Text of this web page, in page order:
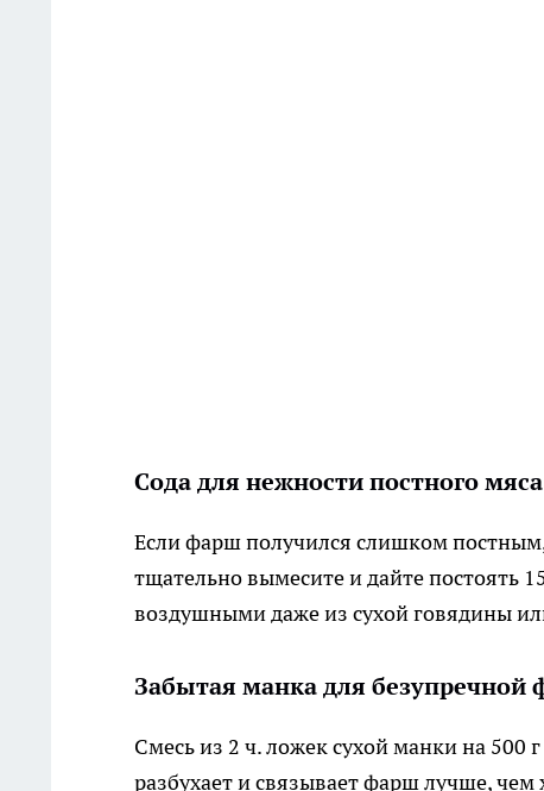
Сода для нежности постного мяса
Если фарш получился слишком
тщательно вымесите и дайте постоять
воздушными даже из сухой говядины
Забытая манка для
Смесь из 2 ч. ложек сухой манки на 500
разбухает и связывает фарш лучше,